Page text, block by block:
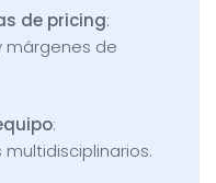
de pricing:
márgenes de
: